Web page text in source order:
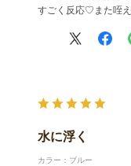
すごく反応♡また咥
水に浮く
カラー：ブルー